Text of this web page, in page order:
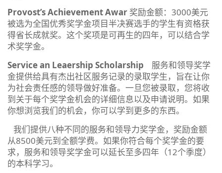
Provost’s Achievement Awar 奖励金额：3000美元
被选为全国优秀奖学金项目半决赛选手的学生有资格获
得省长成就奖。这个奖项是可再生的四年，可以结合学
术奖学金。
Service an Leaership Scholarship 服务和领导奖学
金提供给具有杰出社区服务记录的录取学生，旨在让你
为社会责任感的领导做好准备。一旦您被录取，您将收
到关于每个奖学金机会的详细信息以及申请说明。如果
你想浏览我们的机会，你可以学到更多的东西。
我们提供八种不同的服务和领导力奖学金，奖励金额
从8500美元到全额学费。如果你符合每个奖学金的要
求，服务和领导奖学金可以延长至多四年（12个季度）
的本科学习。